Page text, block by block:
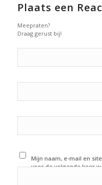
Plaats een
Meepraten?
Draag gerust bij!
Mijn naam, e-mail en
voor de volgende keer